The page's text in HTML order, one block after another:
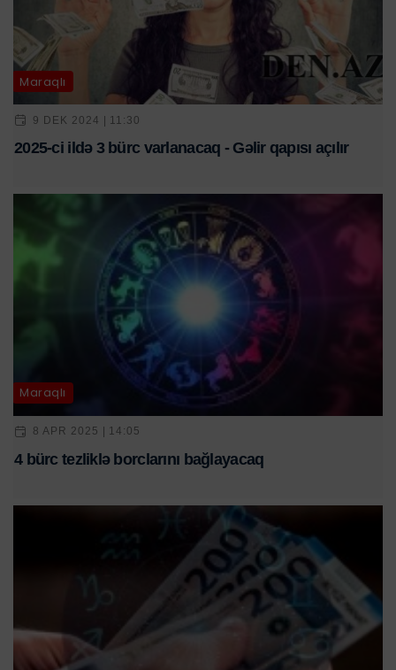
Maraqlı
9 DEK 2024 | 11:30
2025-ci ildə 3 bürc varlanacaq - Gəlir qapısı açılır
Maraqlı
8 APR 2025 | 14:05
4 bürc tezliklə borclarını bağlayacaq